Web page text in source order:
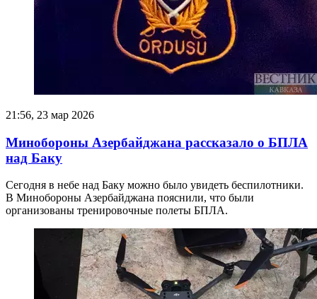
21:56, 23 мар 2026
Минобороны Азербайджана рассказало о БПЛА
над Баку
Сегодня в небе над Баку можно было увидеть беспилотники.
В Минобороны Азербайджана пояснили, что были
организованы тренировочные полеты БПЛА.